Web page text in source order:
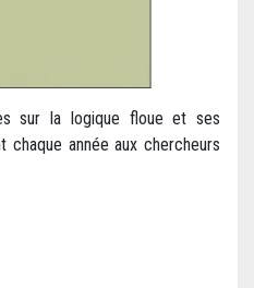
sur la logique floue et ses
chaque année aux chercheurs